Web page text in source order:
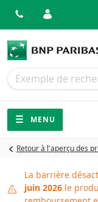
Recherche
Navigation
MENU
Retour à l'aperçu des
Barrière
La barrière
juin 2026 le